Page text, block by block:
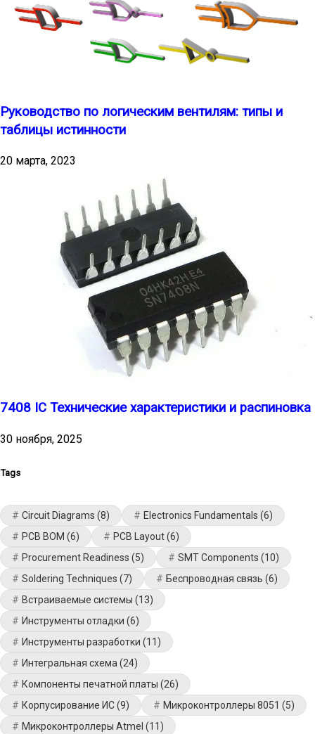
Руководство по логическим вентилям: типы и
таблицы истинности
20 марта, 2023
7408 IC Технические характеристики и распиновка
30 ноября, 2025
Tags
Circuit Diagrams (8) Electronics Fundamentals (6)
PCB BOM (6) PCB Layout(6)
Procurement Readiness (5) SMT Components (10)
Soldering Techniques (7) Беспроводная связь (6)
Встраиваемые системы (13)
Инструменты отладки (6)
Инструменты разработки (11)
Интегральная схема (24)
Компоненты печатной платы (26)
Корпусирование ИС(9) Микроконтроллеры 8051 (5)
Микроконтроллеры Atmel (11)